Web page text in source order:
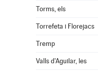
Torms, els
Torrefeta i Florejacs
Tremp
Valls d'Aguilar, les